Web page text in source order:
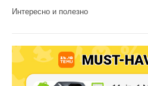
Интересно и полезно